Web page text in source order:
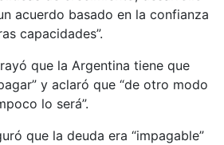
acuerdo basado en la confianza
capacidades”.
que la Argentina tiene que
y aclaró que “de otro modo
lo será”.
que la deuda era “impagable”